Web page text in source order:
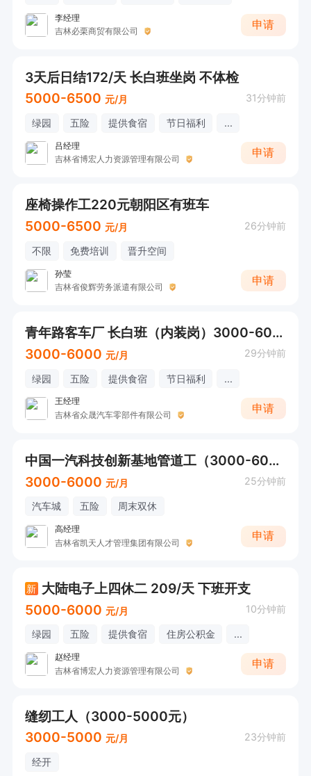
李经理
吉林必栗商贸有限公司
申请
3天后日结172/天 长白班坐岗 不体检
5000-6500 元/月 31分钟前
绿园 五险 提供食宿 节日福利 ...
吕经理
吉林省博宏人力资源管理有限公司
申请
座椅操作工220元朝阳区有班车
5000-6500 元/月 26分钟前
不限 免费培训 晋升空间
孙莹
吉林省俊辉劳务派遣有限公司
申请
青年路客车厂 长白班（内装岗）3000-6000
3000-6000 元/月 29分钟前
绿园 五险 提供食宿 节日福利 ...
王经理
吉林省众晟汽车零部件有限公司
申请
中国一汽科技创新基地管道工（3000-6000+待遇好）
3000-6000 元/月 25分钟前
汽车城 五险 周末双休
高经理
吉林省凯天人才管理集团有限公司
申请
新 大陆电子上四休二 209/天 下班开支
5000-6000 元/月 10分钟前
绿园 五险 提供食宿 住房公积金 ...
赵经理
吉林省博宏人力资源管理有限公司
申请
缝纫工人（3000-5000元）
3000-5000 元/月 23分钟前
经开